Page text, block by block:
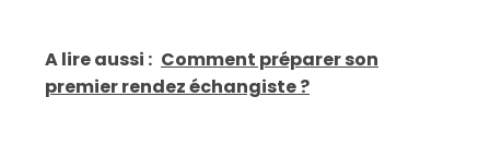
A lire aussi : Comment préparer son
premier rendez échangiste ?